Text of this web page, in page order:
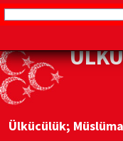
Ülkücülük;